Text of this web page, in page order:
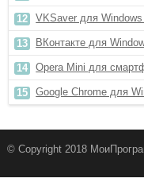
VKSaver для
ВКонтакте для
Opera Mini для
Google Chrome для
© Copyright 2018